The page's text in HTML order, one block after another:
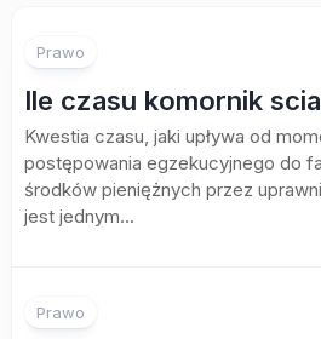
Prawo
Ile czasu komornik
Kwestia czasu, jaki upływa od
postępowania egzekucyjnego do
środków pieniężnych przez
jest jednym...
Prawo